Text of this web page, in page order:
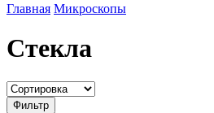
Главная Микроскопы
Стекла
Фильтр